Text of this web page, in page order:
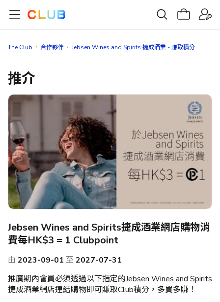
The Club 合作夥伴 Jebsen Wines and Spirits 捷成酒業 - 賺取積分
推介
Jebsen Wines and Spirits捷成酒業網店購物消
費每HK$3 = 1 Clubpoint
由 2023-09-01 至 2027-07-31
推廣期內會員必須透過以下指定的Jebsen Wines and Spirits
捷成酒業網店連結購物即可賺取Club積分，多買多賺！